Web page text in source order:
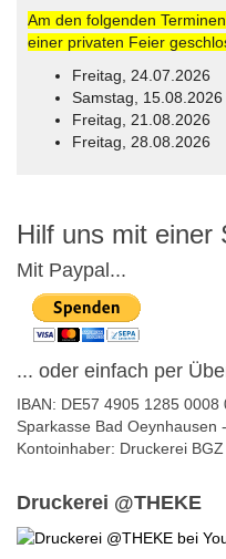
Am den folgenden
einer privaten Feier
Freitag, 24.07.2026
Samstag, 15.08.2026
Freitag, 21.08.2026
Freitag, 28.08.2026
Hilf uns mit einer
Mit Paypal...
... oder einfach per
IBAN: DE57 4905 1285 0008
Sparkasse Bad Oeynhausen
Kontoinhaber: Druckerei BGZ
Druckerei @THEKE